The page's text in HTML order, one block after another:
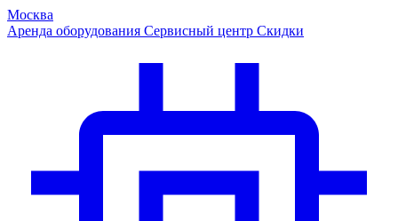
Москва
Аренда оборудования Сервисный центр Скидки